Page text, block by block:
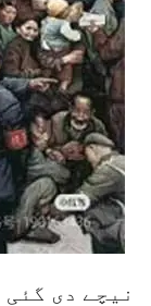
نیچے دی